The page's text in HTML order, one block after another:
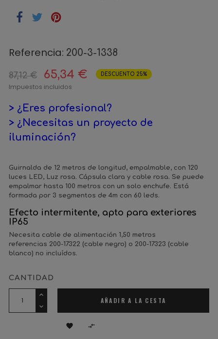
Referencia: 200-3-1338
87,12 € 65,34 € DESCUENTO 25%
Impuestos incluidos
> ¿Eres profesional?
> ¿Necesitas un proyecto de
iluminación?
Guirnalda de 12 metros de longitud, empalmable, con 120
luces LED, Luz rosa. Cápsula clara y cable rosa. Se puede
empalmar hasta 100 metros con un solo enchufe. Está
formada por 3 segmentos de 4m con 60 leds.
Efecto intermitente, apto para exteriores
IP65
Necesita cable de alimentación 1,50 metros
referencias 200-17322 (cable negro) o 200-17323 (cable
blanco) no incluídos.
CANTIDAD
AÑADIR A LA CESTA
 